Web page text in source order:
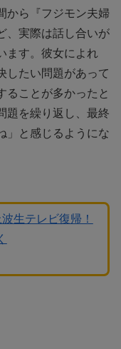
から『フジモン夫婦
、実際は話し合いが
ます。彼女によれ
したい問題があって
ることが多かったと
題を繰り返し、最終
」と感じるようにな
生テレビ復帰！